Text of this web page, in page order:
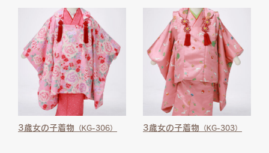
3歳女の子着物 （KG-306） 3歳女の子着物 （KG-303）